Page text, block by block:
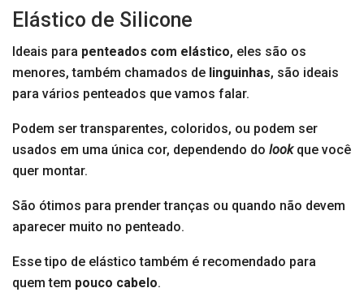
Elástico de Silicone
Ideais para penteados com elástico, eles são os
menores, também chamados de linguinhas, são ideais
para vários penteados que vamos falar.
Podem ser transparentes, coloridos, ou podem ser
usados em uma única cor, dependendo do look que você
quer montar.
São ótimos para prender tranças ou quando não devem
aparecer muito no penteado.
Esse tipo de elástico também é recomendado para
quem tem pouco cabelo.